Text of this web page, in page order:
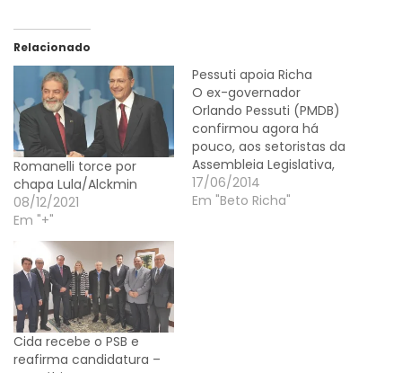
Relacionado
Romanelli torce por
chapa Lula/Alckmin
08/12/2021
Em "+"
Pessuti apoia Richa
O ex-governador
Orlando Pessuti (PMDB)
confirmou agora há
pouco, aos setoristas da
Assembleia Legislativa,
que vai apoiar aliança
com o governador Beto
17/06/2014
Em "Beto Richa"
Cida recebe o PSB e
reafirma candidatura –